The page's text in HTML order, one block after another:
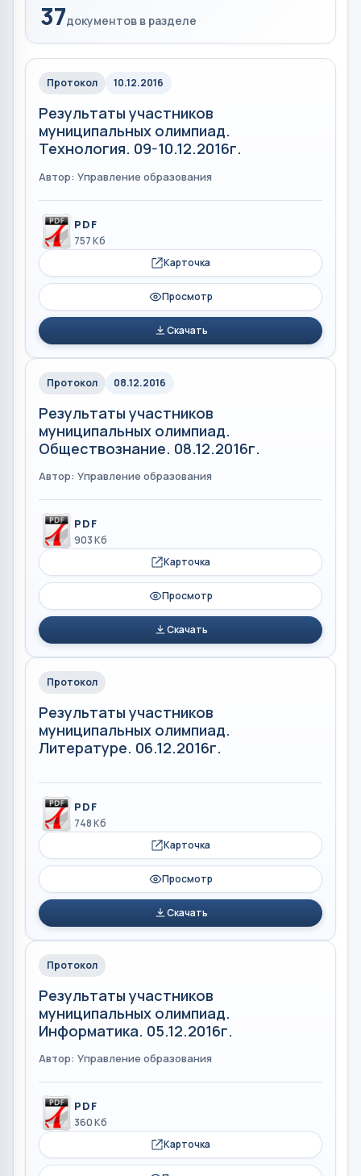
37документов в разделе
Протокол 10.12.2016
Результаты участников
муниципальных олимпиад.
Технология. 09-10.12.2016г.
Автор: Управление образования
PDF
757 Кб
Карточка
Просмотр
Скачать
Протокол 08.12.2016
Результаты участников
муниципальных олимпиад.
Обществознание. 08.12.2016г.
Автор: Управление образования
PDF
903 Кб
Карточка
Просмотр
Скачать
Протокол
Результаты участников
муниципальных олимпиад.
Литературе. 06.12.2016г.
PDF
748 Кб
Карточка
Просмотр
Скачать
Протокол
Результаты участников
муниципальных олимпиад.
Информатика. 05.12.2016г.
Автор: Управление образования
PDF
360 Кб
Карточка